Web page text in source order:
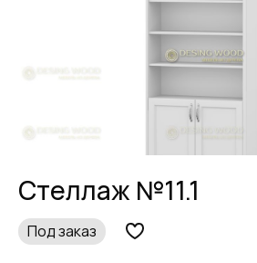
Стеллаж №11.1
Под заказ